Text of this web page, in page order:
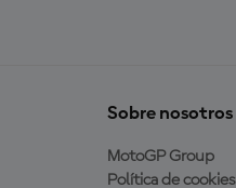
Sobre nosotros
MotoGP Group
Política de cookies